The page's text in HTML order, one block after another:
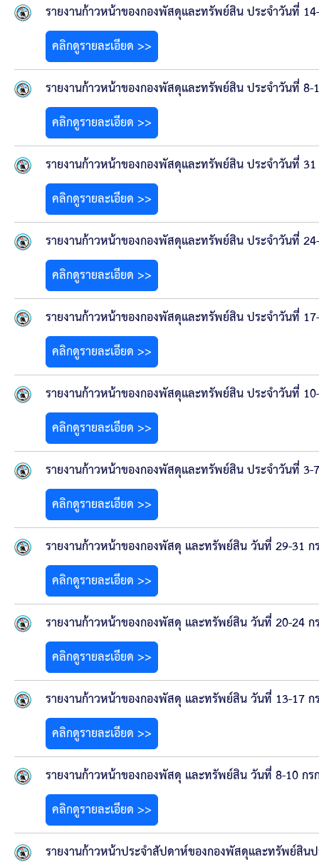
ITA : การประเมินคุณธรรมและความโปร่งใสในการ
การจัดการความรู้ (KM)
ข้อระเบียบและกฎหมาย
มาตรฐานการปฏิบัติงาน
แผนพัฒนาท้องถิ่น ของอบจ.สุพรรณบุรี
ข้อบัญญัติงบประมาณรายจ่ายประจำปี ของ อบจ.สุ
ข้อบัญญัติอื่นๆ ของ อบจ.สุพรรณบุรี
รายงานการประชุมสภา อบจ.สุพรรณบุรี
รายงานรายรับรายจ่าย อบจ.สุพรรณบุรี
รายงานการติดตามและประเมินผลแผนพัฒนาท้องถิ่
สรุปผลการประเมินความพึงพอใจ
ระบบสืบค้นข้อมูล ประกาศ ก.จ.จ. สุพรรณบุรี (พ.ศ
Document
คลินิกเซ็นเตอร์
แบบฟอร์มบริหารงานบุคคล
รายงานตรวจสอบภายใน
รายงานเครื่องจักรกล อบจ.
ศูนย์อำนวยการการเลือกตั้ง สมาชิกสภาและนายก
งานแผนการบริหารจัดการความเสี่ยงของ อบจ.สุพร
ติดต่อ
รายงานก้าวหน้าของกองพัสดุและทรัพย์สิน ประจำวันที่
คลิกดูรายละเอียด >>
รายงานก้าวหน้าของกองพัสดุและทรัพย์สิน ประจำวันที่ 8-
คลิกดูรายละเอียด >>
รายงานก้าวหน้าของกองพัสดุและทรัพย์สิน ประจำวันที่
คลิกดูรายละเอียด >>
รายงานก้าวหน้าของกองพัสดุและทรัพย์สิน ประจำวันที่
คลิกดูรายละเอียด >>
รายงานก้าวหน้าของกองพัสดุและทรัพย์สิน ประจำวันที่
คลิกดูรายละเอียด >>
รายงานก้าวหน้าของกองพัสดุและทรัพย์สิน ประจำวันที่
คลิกดูรายละเอียด >>
รายงานก้าวหน้าของกองพัสดุและทรัพย์สิน ประจำวันที่
คลิกดูรายละเอียด >>
รายงานก้าวหน้าของกองพัสดุ และทรัพย์สิน วันที่ 29-31
คลิกดูรายละเอียด >>
รายงานก้าวหน้าของกองพัสดุ และทรัพย์สิน วันที่ 20-24
คลิกดูรายละเอียด >>
รายงานก้าวหน้าของกองพัสดุ และทรัพย์สิน วันที่ 13-17
คลิกดูรายละเอียด >>
รายงานก้าวหน้าของกองพัสดุ และทรัพย์สิน วันที่ 8-10 ก
คลิกดูรายละเอียด >>
รายงานก้าวหน้าประจำสัปดาห์ของกองพัสดุและทรัพย์สิน